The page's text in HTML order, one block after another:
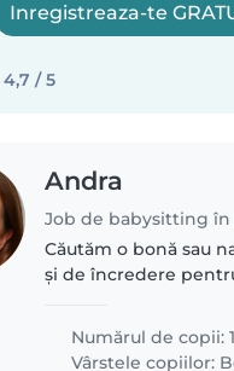
Inregistreaza-te
4,7 / 5
Andra
Job de babysitting în
Căutăm o bonă sau
și de încredere
și un copil mic. Îi plac
și sunt foarte curioși.
Numărul de copii: 1
Vârstele copiilor: